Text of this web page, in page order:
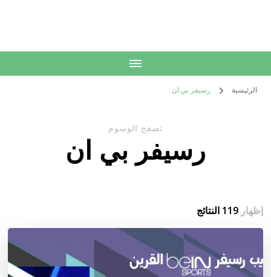
الرئيسية رسيفر بي ان
تصفح الوسوم
رسيفر بي ان
إظهار119 النتائج